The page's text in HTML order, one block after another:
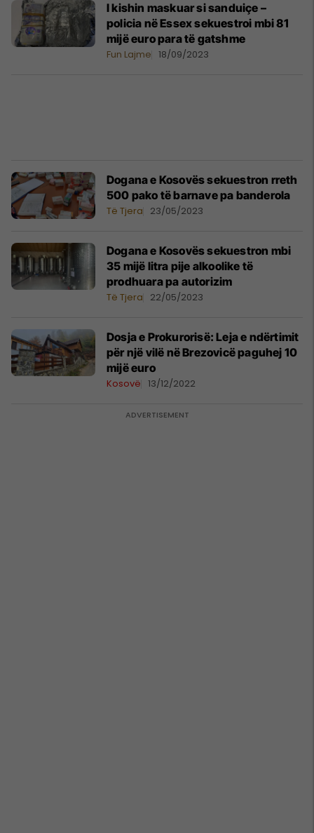
I kishin maskuar si sanduiçe –
policia në Essex sekuestroi mbi 81
mijë euro para të gatshme
Fun Lajme 18/09/2023
Dogana e Kosovës sekuestron rreth
500 pako të barnave pa banderola
Të Tjera 23/05/2023
Dogana e Kosovës sekuestron mbi
35 mijë litra pije alkoolike të
prodhuara pa autorizim
Të Tjera 22/05/2023
Dosja e Prokurorisë: Leja e ndërtimit
për një vilë në Brezovicë paguhej 10
mijë euro
Kosovë 13/12/2022